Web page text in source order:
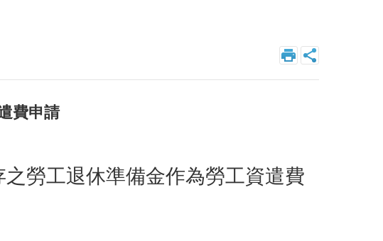
費申請
勞工退休準備金作為勞工資遣費